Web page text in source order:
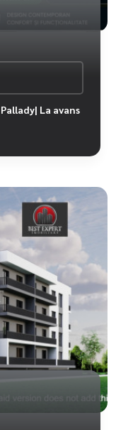
La avans